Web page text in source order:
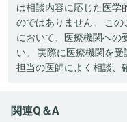
は相談内容に応じた医学
のではありません。 こ
において、医療機関への
い。 実際に医療機関を受
担当の医師によく相談、
関連Q＆A